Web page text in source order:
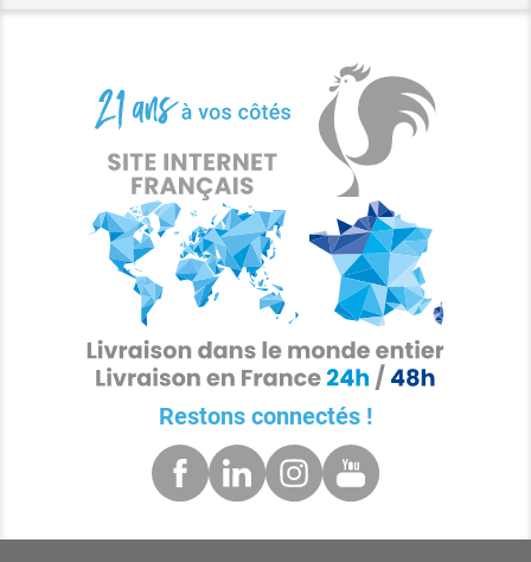
Restons connectés !